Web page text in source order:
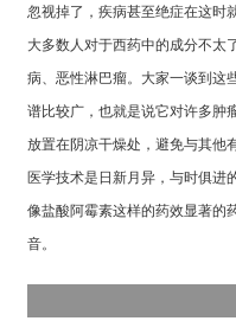
忽视掉了，疾病甚至绝症在这时
大多数人对于西药中的成分不太
病、恶性淋巴瘤。大家一谈到这
谱比较广，也就是说它对许多肿
放置在阴凉干燥处，避免与其他
医学技术是日新月异，与时俱进
像盐酸阿霉素这样的药效显著的
音。